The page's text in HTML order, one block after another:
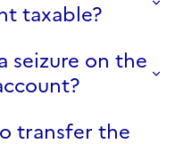
taxable?
seizure on the
transfer the